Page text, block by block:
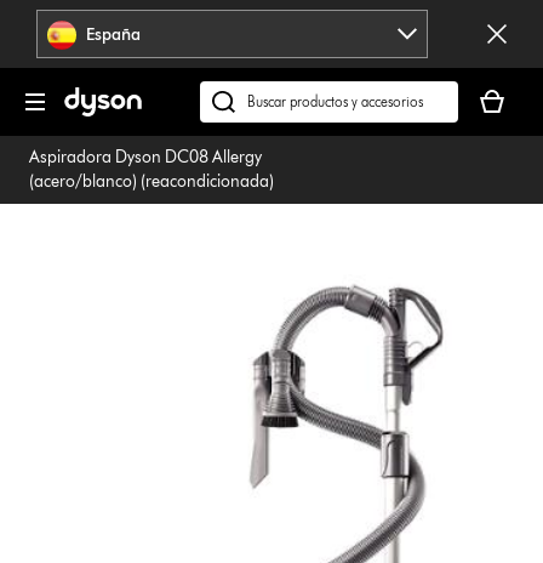
Omitir
navegación España
Buscar
en
dyson.es
cesta
está
Aspiradora Dyson DC08 Allergy
(acero/blanco) (reacondicionada)